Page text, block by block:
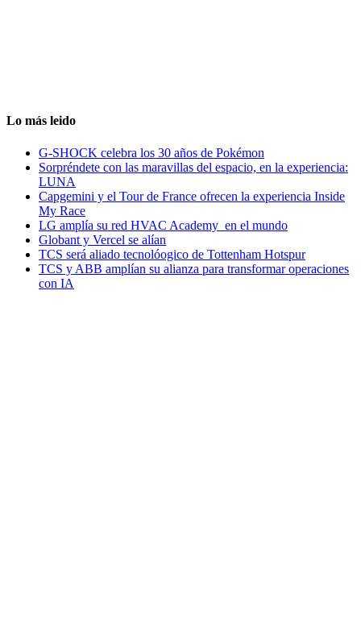
Lo más leido
G-SHOCK celebra los 30 años de Pokémon
Sorpréndete con las maravillas del espacio, en la experiencia:
LUNA
Capgemini y el Tour de France ofrecen la experiencia Inside
My Race
LG amplía su red HVAC Academy en el mundo
Globant y Vercel se alían
TCS será aliado tecnolóogico de Tottenham Hotspur
TCS y ABB amplían su alianza para transformar operaciones
con IA